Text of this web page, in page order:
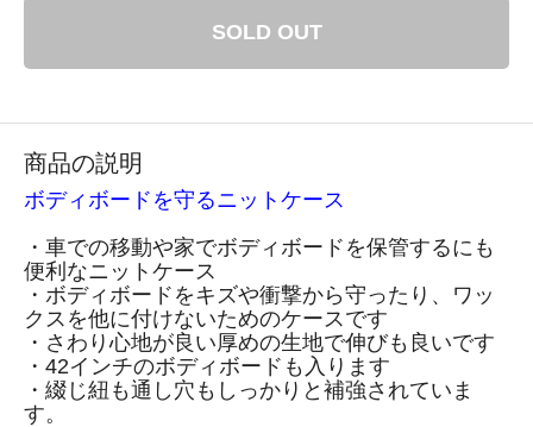
SOLD OUT
商品の説明
ボディボードを守るニットケース
・車での移動や家でボディボードを保管するにも
便利なニットケース
・ボディボードをキズや衝撃から守ったり、ワッ
クスを他に付けないためのケースです
・さわり心地が良い厚めの生地で伸びも良いです
・42インチのボディボードも入ります
・綴じ紐も通し穴もしっかりと補強されていま
す。